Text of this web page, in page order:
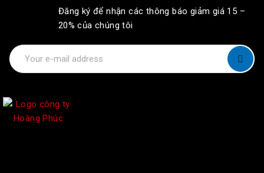
Đăng ký để nhận các thông báo giảm giá 15 –
20% của chúng tôi